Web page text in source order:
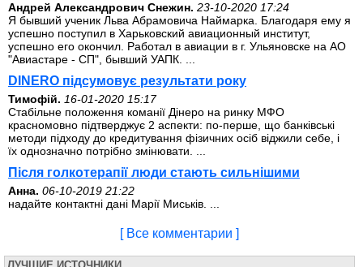
Андрей Александрович Снежин. 23-10-2020 17:24
Я бывший ученик Льва Абрамовича Наймарка. Благодаря ему я
успешно поступил в Харьковский авиационный институт,
успешно его окончил. Работал в авиации в г. Ульяновске на АО
"Авиастаре - СП", бывший УАПК. ...
DINERO підсумовує результати року
Тимофій. 16-01-2020 15:17
Стабільне положення команії Дінеро на ринку МФО
красномовно підтверджує 2 аспекти: по-перше, що банківські
методи підходу до кредитування фізичних осіб віджили себе, і
їх однозначно потрібно змінювати. ...
Після голкотерапії люди стають сильнішими
Анна. 06-10-2019 21:22
надайте контактні дані Марії Миськів. ...
[ Все комментарии ]